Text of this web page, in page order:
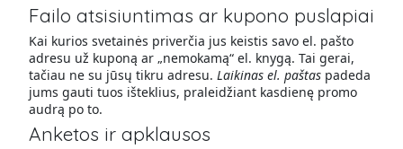
Failo atsisiuntimas ar kupono puslapiai
Kai kurios svetainės priverčia jus keistis savo el. pašto
adresu už kuponą ar „nemokamą“ el. knygą. Tai gerai,
tačiau ne su jūsų tikru adresu. Laikinas el. paštaspadeda
jums gauti tuos išteklius, praleidžiant kasdienę promo
audrą po to.
Anketos ir apklausos